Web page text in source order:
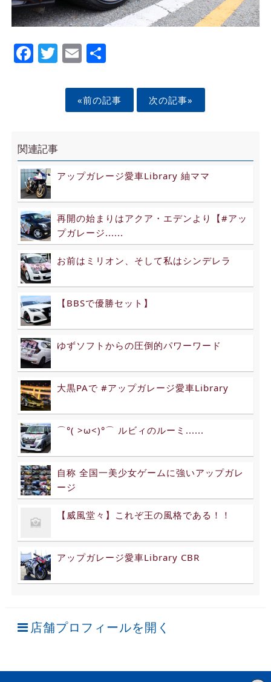
Facebook
Twitter
EmailShare
«前の記事 次の記事»
関連記事
アップガレージ愛車Library 紬ママ
再開の始まりはアクア・エデンより【#アッ
プガレージ......
お前はミリオン、そして私はシンデレラ
【BBSで優勝セット】
ゆずソフトからの圧倒的パワーワード
大黒PAで #アップガレージ愛車Library
⌒°( >ω<)°⌒ ルビィのルーミ......
自称 全国一美少女ゲームに強いアップガレ
ージ
【威風堂々】これぞ王の風格である！！
アップガレージ愛車Library CBR
店舗プロフィールを開く